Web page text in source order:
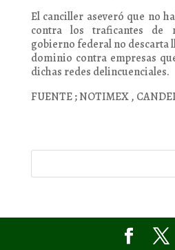
El canciller aseveró que no
contra los traficantes de
gobierno federal no descarta
dominio contra empresas
dichas redes delincuenciales.
FUENTE ; NOTIMEX ,